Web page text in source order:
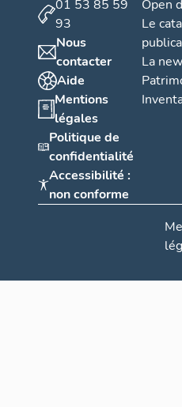
01 53 85 59
93
Nous
contacter
Aide
Mentions
légales
Politique de
confidentialité
Accessibilité :
non conforme
Open
Le
La